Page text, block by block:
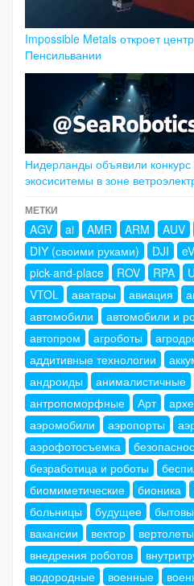
Impossible Metals откроет
Пенсильвании
Нидерланды объявили
экосиситемы в зоне
МЕТКИ
AGV ai AMR ARM AUV
DIY (своими руками)
DJI
pick-and-place
ROV RPA
VTOL
аватары авиация
автомобили
автомобили и
автопром
агроботы
аддитивные технологии
андроиды
анималистичные
антропоморфные
Арт
аэромобили
аэропорты
аэрофотосъемка
безработица и роботы
биомиметические
бионика
больницы
будущее
вакансии
вектор вертолеты
внедрения роботов
водородные
военные